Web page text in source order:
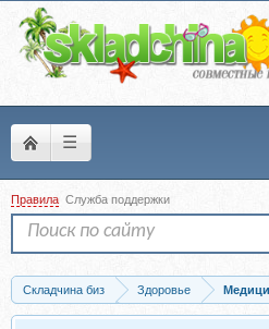
☰
Правила Служба поддержки
Складчина биз Здоровье
Скачать [Anagran] BiotechMed